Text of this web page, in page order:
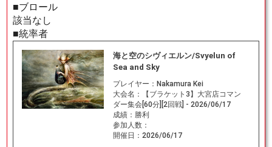
■ブロール
該当なし
■統率者
海と空のシヴィエルン/Svyelun of
Sea and Sky
プレイヤー： Nakamura Kei
大会名：
【ブラケット3】大宮店コマン
ダー集会[60分][2回戦] - 2026/06/17
成績： 勝利
参加人数：
開催日： 2026/06/17